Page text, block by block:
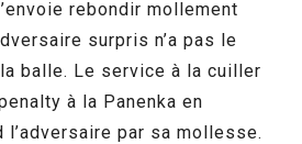
rebondir mollement
surpris n’a pas le
balle. Le service à la cuiller
à la Panenka en
par sa mollesse.